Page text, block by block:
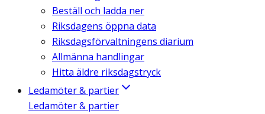
Beställ och ladda ner
Riksdagens öppna data
Riksdagsförvaltningens diarium
Allmänna handlingar
Hitta äldre riksdagstryck
Ledamöter & partier
Ledamöter & partier